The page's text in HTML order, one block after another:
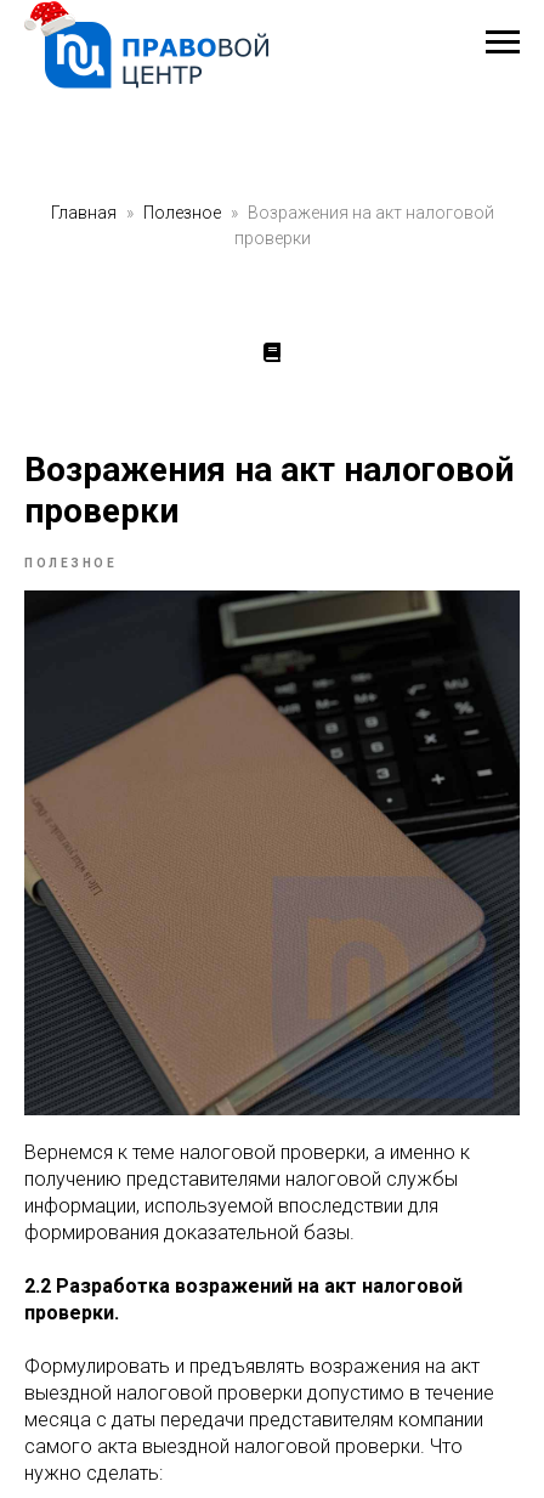
Главная Полезное
Возражения на акт налоговой
проверки
Возражения на акт налоговой
проверки
ПОЛЕЗНОЕ
Вернемся к теме налоговой проверки, а именно к
получению представителями налоговой службы
информации, используемой впоследствии для
формирования доказательной базы.
2.2 Разработка возражений на акт налоговой
проверки.
Формулировать и предъявлять возражения на акт
выездной налоговой проверки допустимо в течение
месяца с даты передачи представителям компании
самого акта выездной налоговой проверки. Что
нужно сделать: